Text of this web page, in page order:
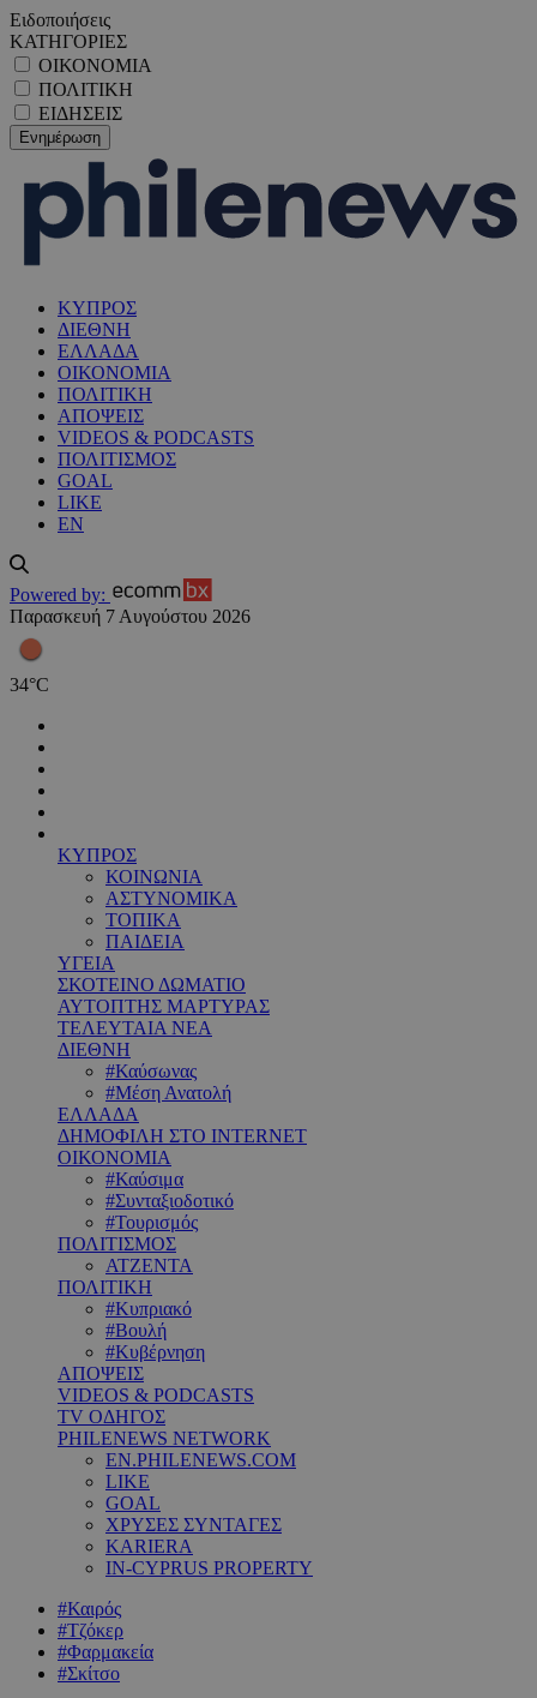
Ειδοποιήσεις
ΚΑΤΗΓΟΡΙΕΣ
ΟΙΚΟΝΟΜΙΑ
ΠΟΛΙΤΙΚΗ
ΕΙΔΗΣΕΙΣ
ΚΥΠΡΟΣ
ΔΙΕΘΝΗ
ΕΛΛΑΔΑ
ΟΙΚΟΝΟΜΙΑ
ΠΟΛΙΤΙΚΗ
ΑΠΟΨΕΙΣ
VIDEOS & PODCASTS
ΠΟΛΙΤΙΣΜΟΣ
GOAL
LIKE
EN
Powered by:
Παρασκευή 7 Αυγούστου 2026
34°C
ΚΥΠΡΟΣ
ΚΟΙΝΩΝΙΑ
ΑΣΤΥΝΟΜΙΚΑ
ΤΟΠΙΚΑ
ΠΑΙΔΕΙΑ
ΥΓΕΙΑ
ΣΚΟΤΕΙΝΟ ΔΩΜΑΤΙΟ
ΑΥΤΟΠΤΗΣ ΜΑΡΤΥΡΑΣ
ΤΕΛΕΥΤΑΙΑ ΝΕΑ
ΔΙΕΘΝΗ
#Καύσωνας
#Μέση Ανατολή
ΕΛΛΑΔΑ
ΔΗΜΟΦΙΛΗ ΣΤΟ INTERNET
ΟΙΚΟΝΟΜΙΑ
#Καύσιμα
#Συνταξιοδοτικό
#Τουρισμός
ΠΟΛΙΤΙΣΜΟΣ
ΑΤΖΕΝΤΑ
ΠΟΛΙΤΙΚΗ
#Κυπριακό
#Βουλή
#Κυβέρνηση
ΑΠΟΨΕΙΣ
VIDEOS & PODCASTS
TV ΟΔΗΓΟΣ
PHILENEWS NETWORK
EN.PHILENEWS.COM
LIKE
GOAL
ΧΡΥΣΕΣ ΣΥΝΤΑΓΕΣ
KARIERA
IN-CYPRUS PROPERTY
#Καιρός
#Τζόκερ
#Φαρμακεία
#Σκίτσο